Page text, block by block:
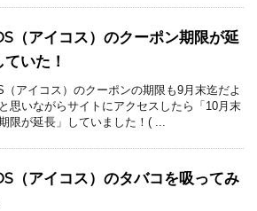
（アイコス）のクーポン期限が延
いた！
（アイコス）のクーポンの期限も9月末迄だよ
思いながらサイトにアクセスしたら「10月末
限が延長」していました！( ...
（アイコス）のタバコを吸ってみ